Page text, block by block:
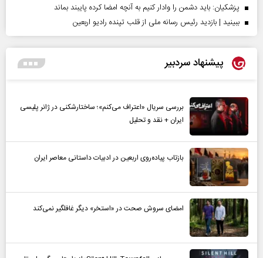
پزشکیان: باید دشمن را وادار کنیم به آنچه امضا کرده پایبند بماند
ببینید | بازدید رئیس رسانه ملی از قلب تپنده رادیو اربعین
پیشنهاد سردبیر
بررسی سریال «اعتراف می‌کنم»؛ ساختارشکنی در ژانر پلیسی
ایران + نقد و تحلیل
بازتاب پیاده‌روی اربعین در ادبیات داستانی معاصر ایران
امضای سروش صحت در «استخر» دیگر غافلگیر نمی‌کند